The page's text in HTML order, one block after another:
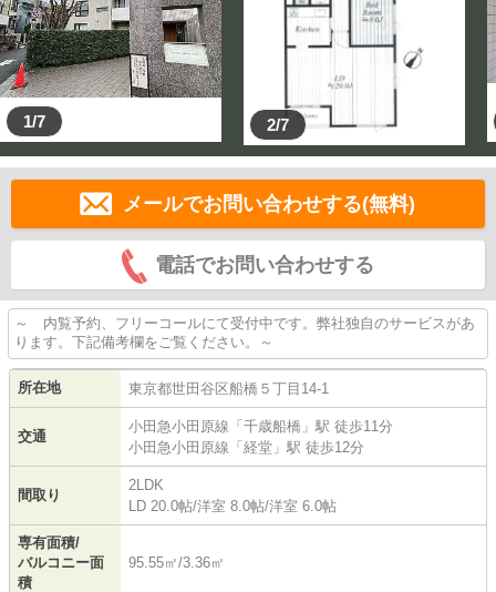
1/7 2/7
メールでお問い合わせする(無料)
電話でお問い合わせする
～ 内覧予約、フリーコールにて受付中です。弊社独自のサービスがあ
ります。下記備考欄をご覧ください。～
所在地 東京都世田谷区船橋 ５丁目14-1
交通
小田急小田原線 「 千歳船橋 」駅 徒歩11分
小田急小田原線 「 経堂 」駅 徒歩12分
間取り
2LDK
LD 20.0帖/洋室 8.0帖/洋室 6.0帖
専有面積/
バルコニー面
積
95.55㎡/3.36㎡